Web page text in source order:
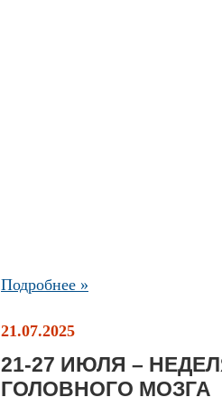
Подробнее »
21.07.2025
21-27 ИЮЛЯ –
ГОЛОВНОГО МОЗГА